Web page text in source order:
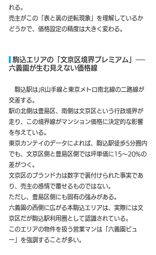
れる。
売主がこの「表と裏の逆転現象」を理解しているか
どうかで、価格設定の精度は大きく変わる。
駒込エリアの「文京区境界プレミアム」──
六義園が生む見えない価格線
駒込駅はJR山手線と東京メトロ南北線の二路線が
交差する。
駅の北側は豊島区、南側は文京区という行政境界が
走り、この境界線がマンション価格に決定的な影響
を与えている。
東京カンテイのデータによれば、駒込駅徒歩5分圏内
でも、文京区側と豊島区側では坪単価に15〜20%の
差がつく。
文京区のブランド力は数字で裏付けられた事実であ
り、売主の感情で覆せるものではない。
ただし、豊島区側にも固有の強みがある。
六義園の西側に広がる本駒込エリアは、実際には文
京区だが駒込駅利用圏として認識されている。
このエリアの物件を扱う営業マンは「六義園ビュ
ー」を強調することが多い。